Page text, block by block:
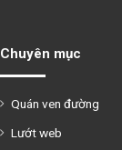
Chuyên mục
Quán ven đường
Lướt web